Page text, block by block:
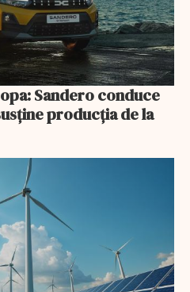
Sandero conduce
producția de la